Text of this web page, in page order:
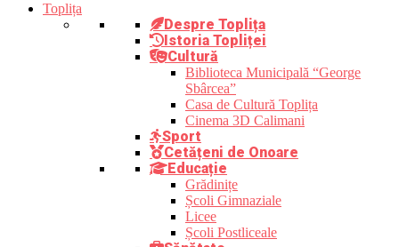
Toplița
Despre Toplița
Istoria Topliței
Cultură
Biblioteca Municipală “George
Sbârcea”
Casa de Cultură Toplița
Cinema 3D Calimani
Sport
Cetățeni de Onoare
Educație
Grădinițe
Școli Gimnaziale
Licee
Școli Postliceale